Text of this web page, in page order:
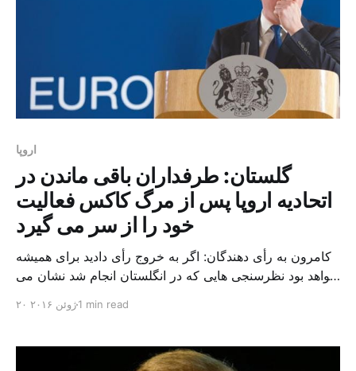
اروپا
گلستان: طرفداران باقی ماندن در
اتحادیه اروپا پس از مرگ کاکس فعالیت
خود را از سر می گیرد
کامرون به رأی دهندگان: اگر به خروج رأی دادید برای همیشه
خواهد بود نظرسنجی هایی که در انگلستان انجام شد نشان می
از سر می گیرند، به طوری که پس از آن که این اردوگاه بسیار
۲۰ ژوئن ۲۰۱۶1 min read